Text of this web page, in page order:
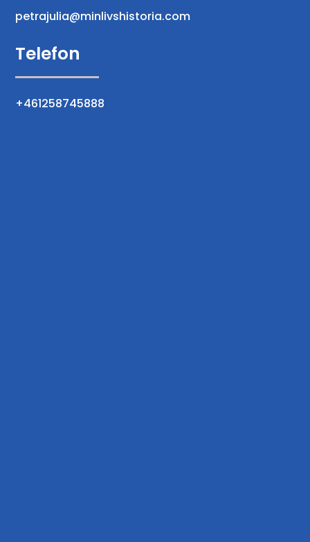
petrajulia@minlivshistoria.com
Telefon
+461258745888